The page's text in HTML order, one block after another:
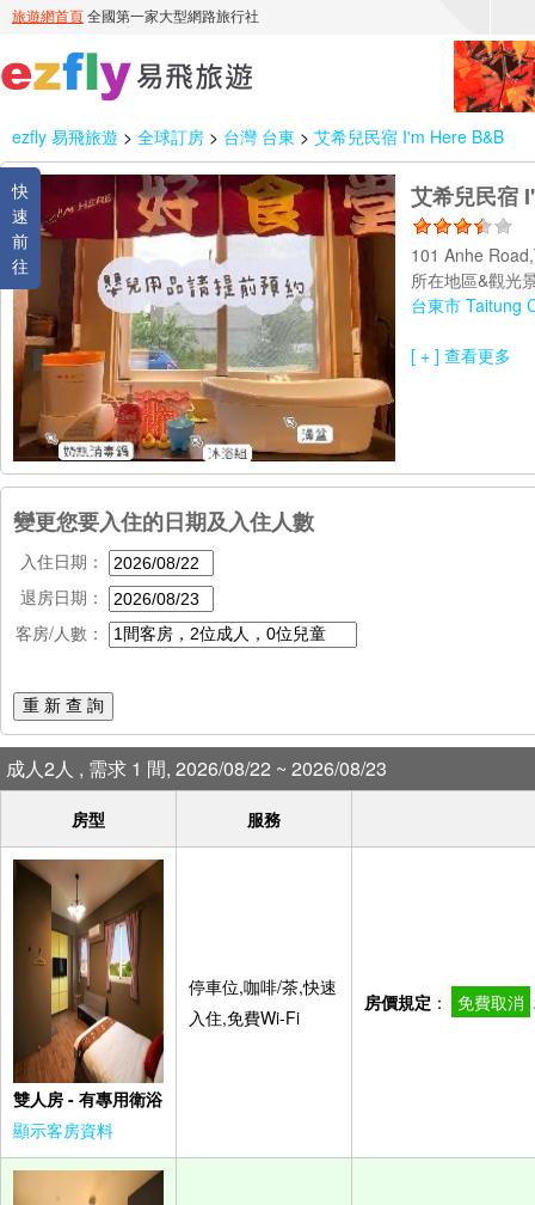
ezfly 易飛旅遊 > 全球訂房 > 台灣 台東 > 艾希兒民宿 I'm Here B&B
快
速
前
往
艾希兒民宿
101 Anhe
所在地區&觀光
台東市 Taitung
[ + ] 查看更多
變更您要入住的日期及入住人數
入住日期：
退房日期：
客房/人數：
重 新 查 詢
成人2人 , 需求 1 間, 2026/08/22 ~ 2026/08/23
房型 服務
雙人房 - 有專用衛浴
顯示客房資料
停車位,咖啡/茶,快速
入住,免費Wi-Fi
房價規定 ： 免費取消